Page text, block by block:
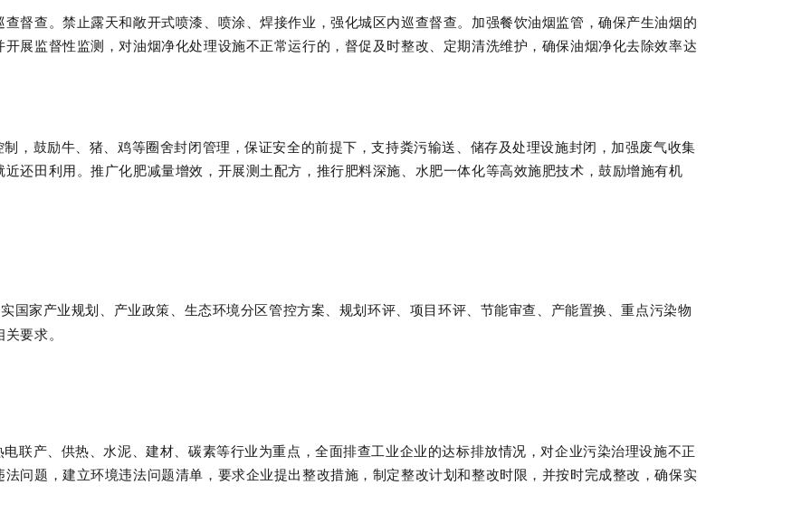
督查。禁止露天和敞开式喷漆、喷涂、焊接作业，强化城区内巡查督查。加强餐饮油烟监管，确保产生油烟的
展监督性监测，对油烟净化处理设施不正常运行的，督促及时整改、定期清洗维护，确保油烟净化去除效率达
，鼓励牛、猪、鸡等圈舍封闭管理，保证安全的前提下，支持粪污输送、储存及处理设施封闭，加强废气收集
还田利用。推广化肥减量增效，开展测土配方，推行肥料深施、水肥一体化等高效施肥技术，鼓励增施有机
国家产业规划、产业政策、生态环境分区管控方案、规划环评、项目环评、节能审查、产能置换、重点污染物
要求。
联产、供热、水泥、建材、碳素等行业为重点，全面排查工业企业的达标排放情况，对企业污染治理设施不正
问题，建立环境违法问题清单，要求企业提出整改措施，制定整改计划和整改时限，并按时完成整改，确保实